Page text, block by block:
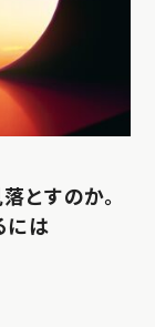
とすのか。
には